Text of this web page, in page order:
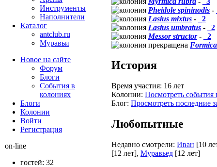
Pheidole spininodis -
Lasius mixtus -
_2
Lasius umbratus -
_2
Messor structor-
_2
История
Время участия: 16 лет
Колонии: Посмотреть события
Блог: Просмотреть последние
Любопытные
Недавно смотрели: Иван [10
[12 лет], Муравьед [12 лет]
Инструменты
Наполнители
Каталог
antclub.ru
Муравьи
Новое на сайте
Форум
Блоги
События в
колониях
Блоги
Колонии
Войти
Peгиcтpaция
on-line
гостей: 32